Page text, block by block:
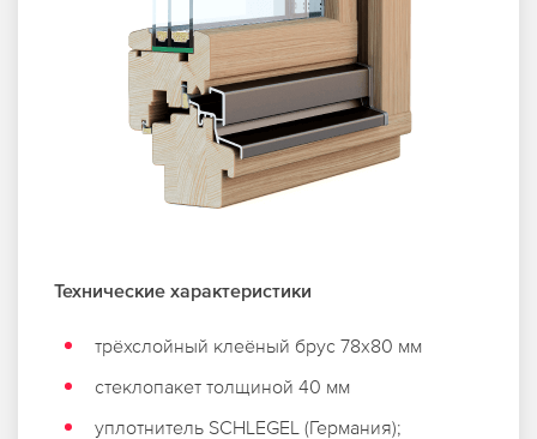
Технические характеристики
трёхслойный клеёный брус 78х80 мм
стеклопакет толщиной 40 мм
уплотнитель SCHLEGEL (Германия);